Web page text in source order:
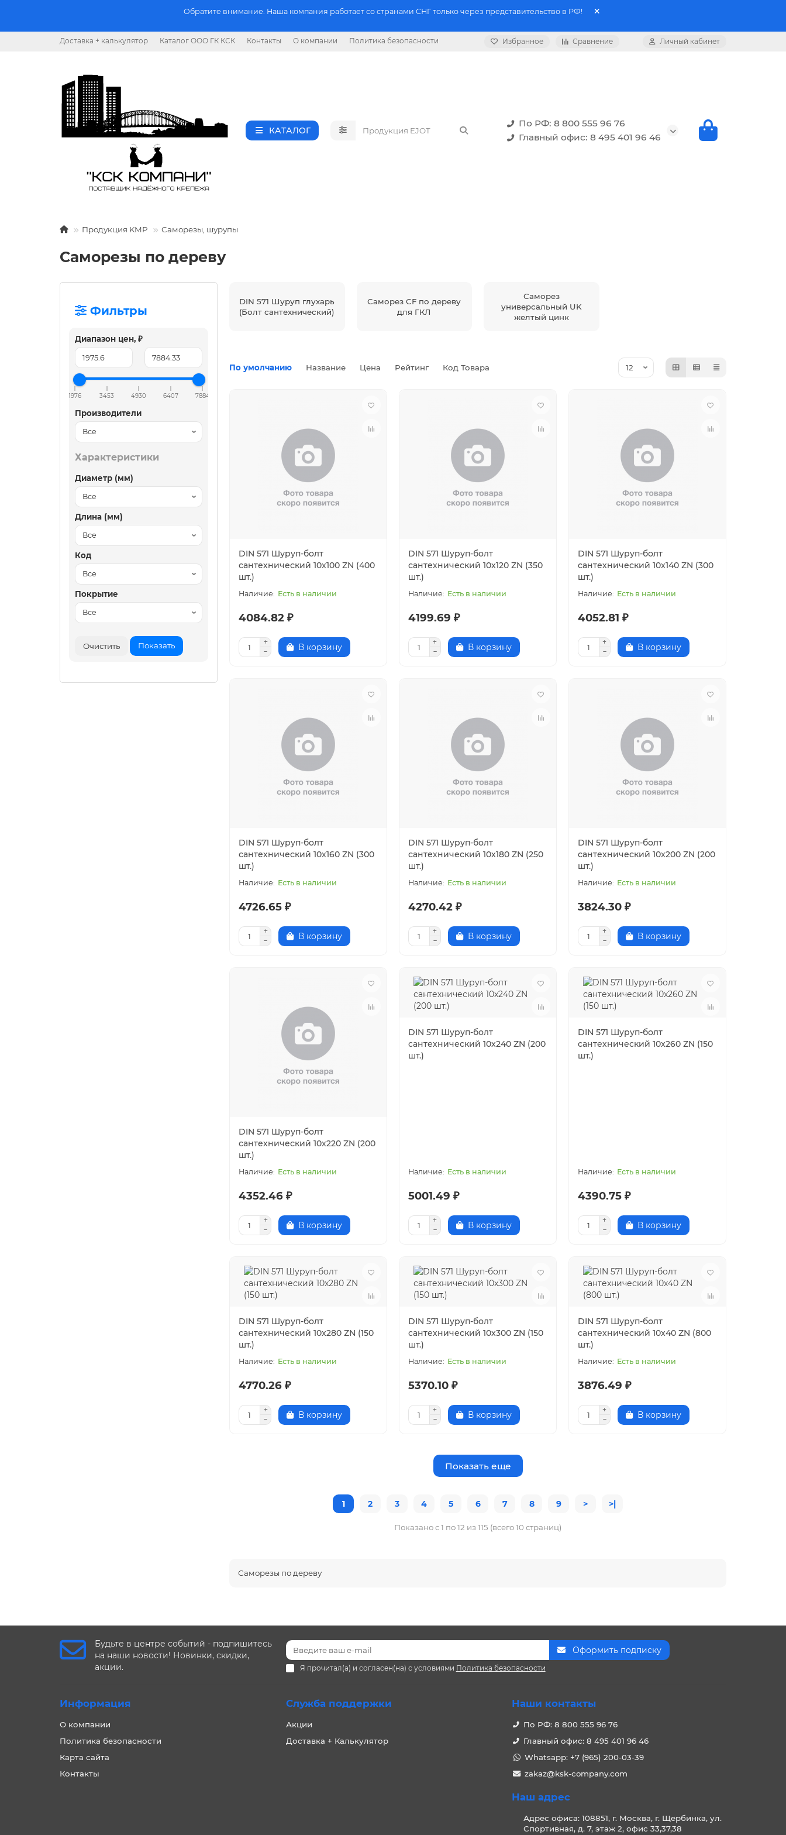
Обратите внимание. Наша компания работает со странами СНГ только через представительство в РФ!
Доставка + калькулятор Каталог ООО ГК КСК Контакты О компании Политика безопасности Избранное Сравнение Личный кабинет
КАТАЛОГ
По РФ: 8 800 555 96 76
Главный офис: 8 495 401 96 46
Продукция KMP Саморезы, шурупы
Саморезы по дереву
Фильтры
Диапазон цен, ₽
1976 3453 4930 6407 7884
Производители
Характеристики
Диаметр (мм)
Длина (мм)
Код
Покрытие
Очистить Показать
DIN 571 Шуруп глухарь
(Болт сантехнический)
Саморез CF по дереву
для ГКЛ
Саморез
универсальный UK
желтый цинк
По умолчанию Название Цена Рейтинг Код Товара
DIN 571 Шуруп-болт
сантехнический 10x100 ZN (400
шт.)
Есть в наличии
4084.82 ₽
В корзину
DIN 571 Шуруп-болт
сантехнический 10x120 ZN (350
шт.)
Есть в наличии
4199.69 ₽
В корзину
DIN 571 Шуруп-болт
сантехнический 10x140 ZN (300
шт.)
Есть в наличии
4052.81 ₽
В корзину
DIN 571 Шуруп-болт
сантехнический 10x160 ZN (300
шт.)
Есть в наличии
4726.65 ₽
В корзину
DIN 571 Шуруп-болт
сантехнический 10x180 ZN (250
шт.)
Есть в наличии
4270.42 ₽
В корзину
DIN 571 Шуруп-болт
сантехнический 10x200 ZN (200
шт.)
Есть в наличии
3824.30 ₽
В корзину
DIN 571 Шуруп-болт
сантехнический 10x220 ZN (200
шт.)
Есть в наличии
4352.46 ₽
В корзину
DIN 571 Шуруп-болт
сантехнический 10x240 ZN (200
шт.)
Есть в наличии
5001.49 ₽
В корзину
DIN 571 Шуруп-болт
сантехнический 10x260 ZN (150
шт.)
Есть в наличии
4390.75 ₽
В корзину
DIN 571 Шуруп-болт
сантехнический 10x280 ZN (150
шт.)
Есть в наличии
4770.26 ₽
В корзину
DIN 571 Шуруп-болт
сантехнический 10x300 ZN (150
шт.)
Есть в наличии
5370.10 ₽
В корзину
DIN 571 Шуруп-болт
сантехнический 10x40 ZN (800
шт.)
Есть в наличии
3876.49 ₽
В корзину
Показать еще
1 2 3 4 5 6 7 8 9 > >|
Показано с 1 по 12 из 115 (всего 10 страниц)
Саморезы по дереву
Будьте в центре событий - подпишитесь
на наши новости! Новинки, скидки,
акции.
Оформить подписку
Я прочитал(а) и согласен(на) с условиями Политика безопасности
Информация
О компании
Политика безопасности
Карта сайта
Контакты
Служба поддержки
Акции
Доставка + Калькулятор
Наши контакты
По РФ: 8 800 555 96 76
Главный офис: 8 495 401 96 46
Whatsapp: +7 (965) 200-03-39
zakaz@ksk-company.com
Наш адрес
Адрес офиса: 108851, г. Москва, г. Щербинка, ул.
Спортивная, д. 7, этаж 2, офис 33,37,38